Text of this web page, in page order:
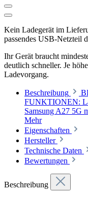
Kein Ladegerät im
passendes USB-Netzteil
Ihr Gerät braucht
deutlich schneller. Je
Ladevorgang.
Beschreibung
FUNKTIONEN:
Samsung A27 5G
Mehr
Eigenschaften
Hersteller
Technische Daten
Bewertungen
Beschreibung